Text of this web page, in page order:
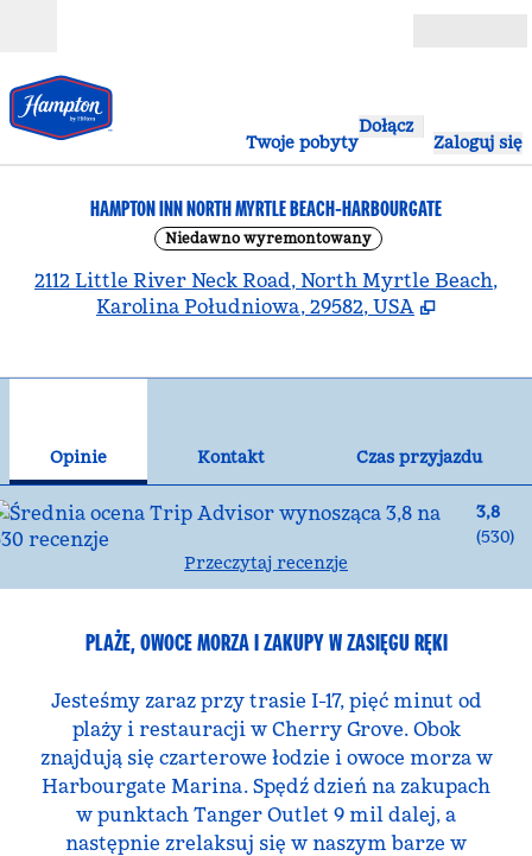
Twoje pobyty
Dołącz
Zaloguj się
HAMPTON INN NORTH MYRTLE BEACH-HARBOURGATE
Niedawno wyremontowany
2112 Little River Neck Road, North Myrtle Beach,
Karolina Południowa, 29582, USA
Opinie Kontakt
Czas przyjazdu
3,8
(530)
Przeczytaj recenzje
PLAŻE, OWOCE MORZA I ZAKUPY W ZASIĘGU RĘKI
Jesteśmy zaraz przy trasie I-17, pięć minut od
plaży i restauracji w Cherry Grove. Obok
znajdują się czarterowe łodzie i owoce morza w
Harbourgate Marina. Spędź dzień na zakupach
w punktach Tanger Outlet 9 mil dalej, a
następnie zrelaksuj się w naszym barze w